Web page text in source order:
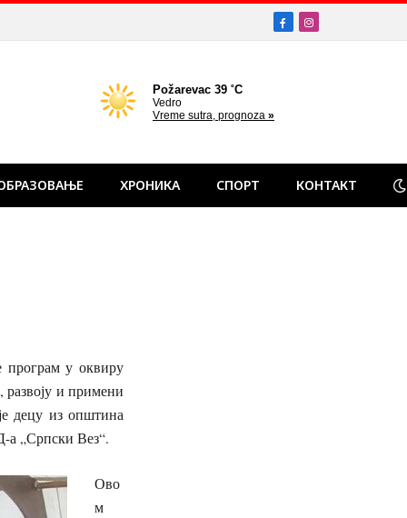
FacebookInstagram
ХРОНИКА СПОРТ КОНТАКТ
програм у оквиру
развоју и примени
децу из општина
а „Српски Вез“.
Ово
м